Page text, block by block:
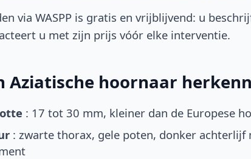
via WASPP is gratis en vrijblijvend: u
u met zijn prijs vóór elke interventie.
Aziatische hoornaar
: 17 tot 30 mm, kleiner dan de Europese
: zwarte thorax, gele poten, donker